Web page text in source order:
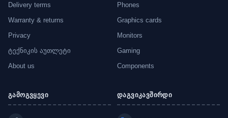
Delivery terms
Warranty & returns
Privacy
ტექნიკის აუთლეტი
About us
Phones
Graphics cards
Monitors
Gaming
Components
გამოგვყევი დაგვიკავშირდი